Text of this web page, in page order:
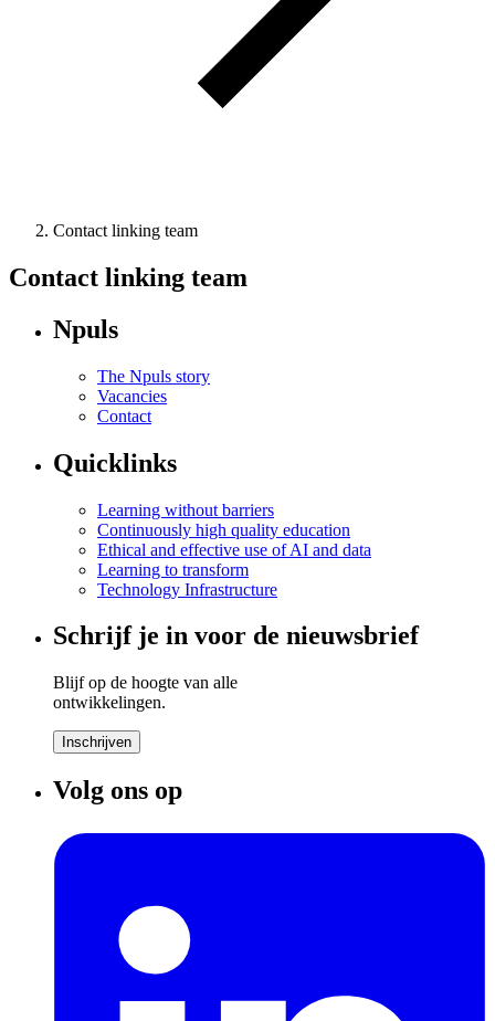
Contact linking team
Contact linking team
Npuls
The Npuls story
Vacancies
Contact
Quicklinks
Learning without barriers
Continuously high quality education
Ethical and effective use of AI and data
Learning to transform
Technology Infrastructure
Schrijf je in voor de nieuwsbrief
Blijf op de hoogte van alle
ontwikkelingen.
Inschrijven
Volg ons op